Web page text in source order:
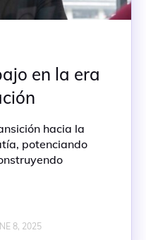
en la era
hacia la
potenciando
8, 2025